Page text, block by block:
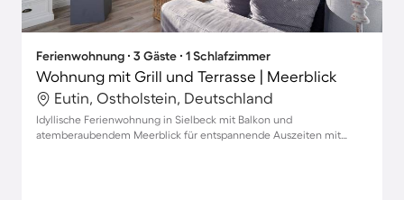
Ferienwohnung ∙ 3 Gäste ∙ 1 Schlafzimmer
Wohnung mit Grill und Terrasse | Meerblick
Eutin, Ostholstein, Deutschland
Idyllische Ferienwohnung in Sielbeck mit Balkon und
atemberaubendem Meerblick für entspannende Auszeiten mit